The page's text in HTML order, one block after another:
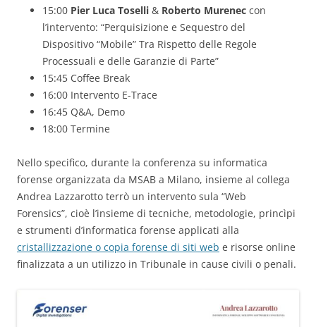
15:00 Pier Luca Toselli & Roberto Murenec con
l’intervento: “Perquisizione e Sequestro del
Dispositivo “Mobile” Tra Rispetto delle Regole
Processuali e delle Garanzie di Parte”
15:45 Coffee Break
16:00 Intervento E-Trace
16:45 Q&A, Demo
18:00 Termine
Nello specifico, durante la conferenza su informatica
forense organizzata da MSAB a Milano, insieme al collega
Andrea Lazzarotto terrò un intervento sula “Web
Forensics”, cioè l’insieme di tecniche, metodologie, princìpi
e strumenti d’informatica forense applicati alla
cristallizzazione o copia forense di siti web e risorse online
finalizzata a un utilizzo in Tribunale in cause civili o penali.